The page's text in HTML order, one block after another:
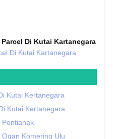
Di Kutai Kartanegara
Di Kutai Kartanegara
Kutai Kertanegara
Kutai Kertanegara
Pontianak
Komering Ulu